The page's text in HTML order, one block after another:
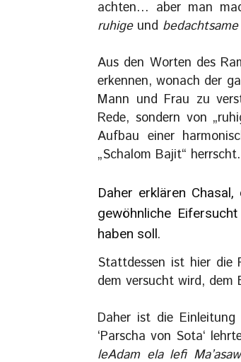
achten… aber man
ruhigeund bedachtsame
Aus den Worten des
erkennen, wonach der
Mann und Frau zu
Rede, sondern von
Aufbau einer
„Schalom Bajit“ herrscht.
Daher erklären
gewöhnliche
haben soll.
Stattdessen ist hier die
dem versucht wird, dem
Daher ist die
‘Parscha von Sota‘
leAdam ela lefi